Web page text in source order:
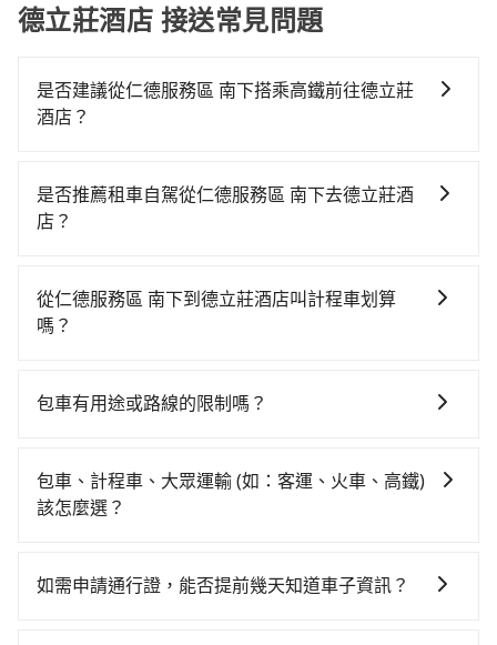
德立莊酒店 接送常見問題
是否建議從仁德服務區 南下搭乘高鐵前往德立莊
酒店？
坐舒適、省時、較貴！從最早05:50一直到22:10，左營-
台北一天最多有89班次高鐵可搭乘。假設從仁德服務區
步行進站、現場購票並於月台排隊的時間約20分鐘，再
乘坐94~134分鐘（平均114分）的高鐵從左營站前往台
搭乘公車抵達最終的目的地。全程加上轉車時間共2小時
每人平均花費約1,420元，費時3小時51分鐘。長距離移
動確實搭乘高鐵可以比坐車快，但卻要額外支出約480元
可參考tripool的拼車共乘服務，最多可再節省50%的交
是否推薦租車自駕從仁德服務區 南下去德立莊酒
店？
在車上休息，那在高雄市三民區有約25間租車車行，比
方說永業人文交通、安心小客車租賃、錡陞租賃。一般
或Volkswagen T5，一天$4,500起，油錢（每公里約3
里程限定200~400公里，超過還會額外加收100~2,000
元不等的費用。由於絕大多數的租車公司都沒有提供甲
$7,500。當然這金額比搭計程車便宜，如德立莊酒店的
從仁德服務區 南下到德立莊酒店叫計程車划算
嗎？
灣大車隊、Uber、Line Taxi、Yoxi等，如果在路邊攔不
昌計程車等叫車看看。依照里程跳錶計算，價格約為
6,955~8,300元間，但如改預約tripool可省高達
包車有用途或路線的限制嗎？
何地方，只要是長途交通且途中遵守台灣法律，無論是
清明掃墓、包車旅遊、參加喜宴/喪禮、就醫回診、登山
班，或者任何跨縣市接送的需求，tripool都能滿足你。
包車、計程車、大眾運輸 (如：客運、火車、高鐵)
該怎麼選？
擇： 預算：不同交通工具價格不同，可先確定您的預
如需申請通行證，能否提前幾天知道車子資訊？